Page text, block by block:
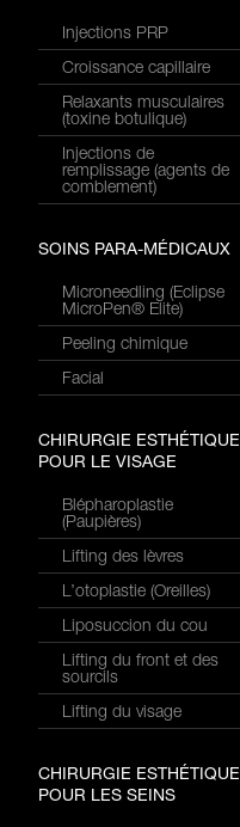
Injections PRP
Croissance capillaire
Relaxants musculaires
(toxine botulique)
Injections de
remplissage (agents de
comblement)
SOINS PARA-MÉDICAUX
Microneedling (Eclipse
MicroPen® Elite)
Peeling chimique
Facial
CHIRURGIE ESTHÉTIQUE
POUR LE VISAGE
Blépharoplastie
(Paupières)
Lifting des lèvres
L’otoplastie (Oreilles)
Liposuccion du cou
Lifting du front et des
sourcils
Lifting du visage
CHIRURGIE ESTHÉTIQUE
POUR LES SEINS